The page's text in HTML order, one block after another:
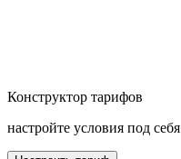
Конструктор тарифов
настройте условия под себя